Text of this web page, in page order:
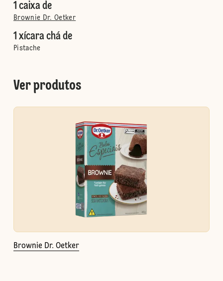
1 caixa de
Brownie Dr. Oetker
1 xícara chá de
Pistache
Ver produtos
Brownie Dr. Oetker